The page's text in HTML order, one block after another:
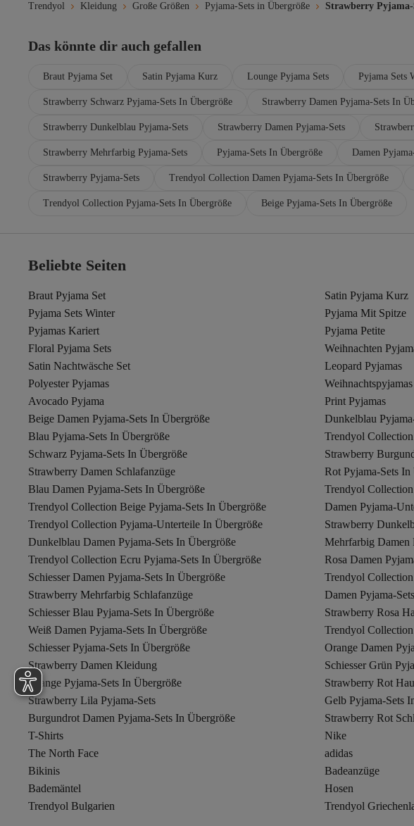
Trendyol Kleidung Große Größen Pyjama-Sets in Übergröße Strawberry
Das könnte dir auch gefallen
Braut Pyjama Set Satin Pyjama Kurz Lounge Pyjama Sets Pyjama Sets
Strawberry Schwarz Pyjama-Sets In Übergröße Strawberry Damen Pyjama-Sets In
Strawberry Dunkelblau Pyjama-Sets Strawberry Damen Pyjama-Sets
Strawberry Mehrfarbig Pyjama-Sets Pyjama-Sets In Übergröße Damen
Strawberry Pyjama-Sets Trendyol Collection Damen Pyjama-Sets In Übergröße
Trendyol Collection Pyjama-Sets In Übergröße Beige Pyjama-Sets In Übergröße
Beliebte Seiten
Braut Pyjama Set Satin Pyjama Kurz
Pyjama Sets Winter
Pyjama Mit Spitze
Pyjamas Kariert
Pyjama Petite
Floral Pyjama Sets
Weihnachten
Satin Nachtwäsche Set
Leopard Pyjamas
Polyester Pyjamas
Weihnachtspyjamas
Avocado Pyjama
Print Pyjamas
Beige Damen Pyjama-Sets In Übergröße
Dunkelblau
Blau Pyjama-Sets In Übergröße
Trendyol
Schwarz Pyjama-Sets In Übergröße
Strawberry
Strawberry Damen Schlafanzüge
Rot Pyjama-Sets
Blau Damen Pyjama-Sets In Übergröße
Trendyol
Trendyol Collection Beige Pyjama-Sets In Übergröße
Damen Pyjama-
Trendyol Collection Pyjama-Unterteile In Übergröße
Strawberry
Dunkelblau Damen Pyjama-Sets In Übergröße
Mehrfarbig Damen
Trendyol Collection Ecru Pyjama-Sets In Übergröße
Rosa Damen
Schiesser Damen Pyjama-Sets In Übergröße
Trendyol
Strawberry Mehrfarbig Schlafanzüge
Damen Pyjama-Sets
Schiesser Blau Pyjama-Sets In Übergröße
Strawberry Rosa
Weiß Damen Pyjama-Sets In Übergröße
Trendyol
Schiesser Pyjama-Sets In Übergröße
Orange Damen
Strawberry Damen Kleidung
Schiesser Grün
Orange Pyjama-Sets In Übergröße
Strawberry Rot
Strawberry Lila Pyjama-Sets
Gelb Pyjama-Sets
Burgundrot Damen Pyjama-Sets In Übergröße
Strawberry Rot
T-Shirts
Nike
The North Face
adidas
Bikinis
Badeanzüge
Bademäntel
Hosen
Trendyol Bulgarien
Trendyol